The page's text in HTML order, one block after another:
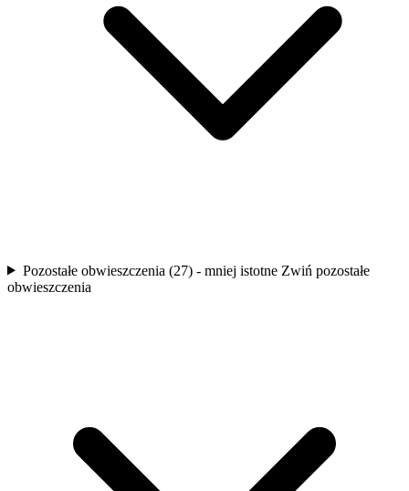
Pozostałe obwieszczenia (27) - mniej istotne Zwiń pozostałe
obwieszczenia